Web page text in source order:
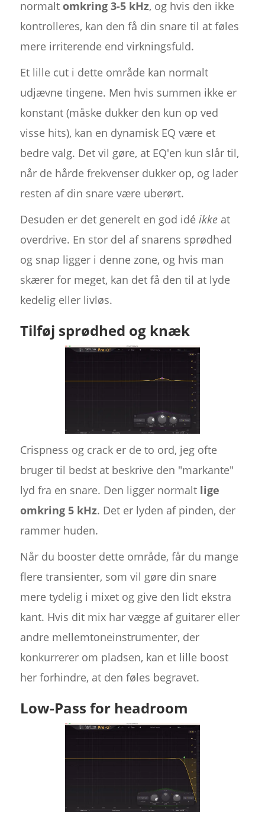
normalt omkring 3-5 kHz, og hvis den ikke
kontrolleres, kan den få din snare til at føles
mere irriterende end virkningsfuld.
Et lille cut i dette område kan normalt
udjævne tingene. Men hvis summen ikke er
konstant (måske dukker den kun op ved
visse hits), kan en dynamisk EQ være et
bedre valg. Det vil gøre, at EQ'en kun slår til,
når de hårde frekvenser dukker op, og lader
resten af din snare være uberørt.
Desuden er det generelt en god idé ikkeat
overdrive. En stor del af snarens sprødhed
og snap ligger i denne zone, og hvis man
skærer for meget, kan det få den til at lyde
kedelig eller livløs.
Tilføj sprødhed og knæk
Crispness og crack er de to ord, jeg ofte
bruger til bedst at beskrive den "markante"
lyd fra en snare. Den ligger normalt lige
omkring 5 kHz. Det er lyden af pinden, der
rammer huden.
Når du booster dette område, får du mange
flere transienter, som vil gøre din snare
mere tydelig i mixet og give den lidt ekstra
kant. Hvis dit mix har vægge af guitarer eller
andre mellemtoneinstrumenter, der
konkurrerer om pladsen, kan et lille boost
her forhindre, at den føles begravet.
Low-Pass for headroom